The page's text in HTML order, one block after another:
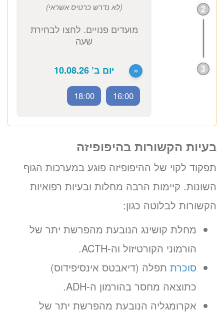
כתובת מרפאה: קויפמן 6 תל אביב
ייעוץ אנדוקרינולוגי
לזימון תור טלפוני התקשרו
זימון תור אונליין
לפרופ‘ דניאלה יעקובוביץ
(לא נדרש כרטיס אשראי)
מועדים פנויים. לחצו לבחירת
שעה
« יום ב’ 10.08.26
בעיות הקשורות בהיפופיזה
תפקוד לקוי של ההיפופיזה פוגע במערכות הגוף
השונות. קיימות הרבה מחלות ובעיות רפואיות
הקשורות לבלוטה כגון:
מחלת קושינג הנובעת מהפרשת יתר של
הורמוני הקורטיזול וה-ACTH.
סוכרת תפלה (דיאבטס אינסיפידוס)
כתוצאה מחסר בהורמון ה-ADH.
אקרומגליה הנובעת מהפרשת יתר של